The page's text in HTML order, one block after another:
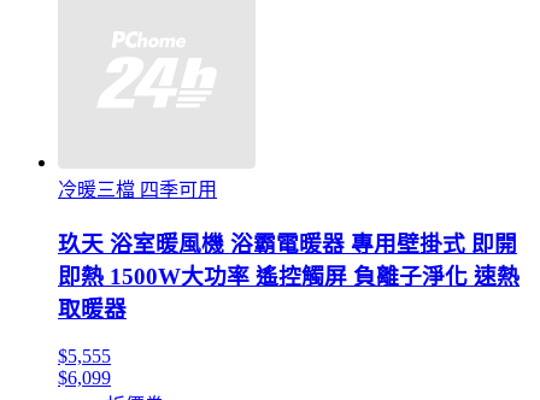
冷暖三檔 四季可用
玖天 浴室暖風機 浴霸電暖器 專用壁掛式 即開
即熱 1500W大功率 遙控觸屏 負離子淨化 速熱
取暖器
$5,555
$6,099